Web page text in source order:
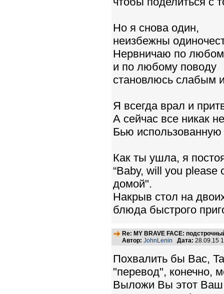
Но я снова один,
неизбежны
Нервничаю по
и по любому поводу
становлюсь слабым
Я всегда врал и
А сейчас все никак
Бью
Как ты ушла, я
“Baby, will you please
домой".
Накрыв стол на
блюда быстрого
Re: MY BRAVE FACE:
Автор: JohnLenin Дата: 28.09.15
Похвалить бы Вас,
"перевод", конечно,
Выложи Вы этот Ваш,